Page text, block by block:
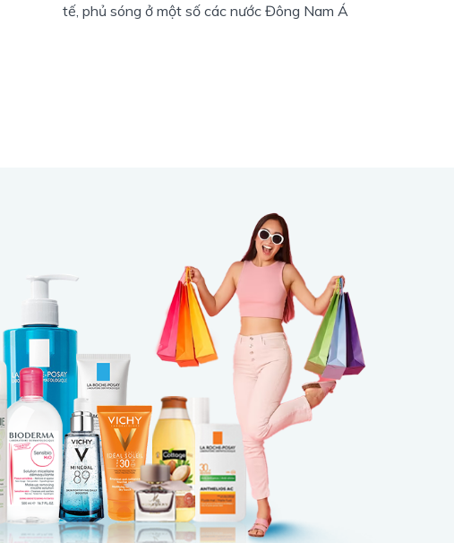
tế, phủ sóng ở một số các nước Đông Nam Á